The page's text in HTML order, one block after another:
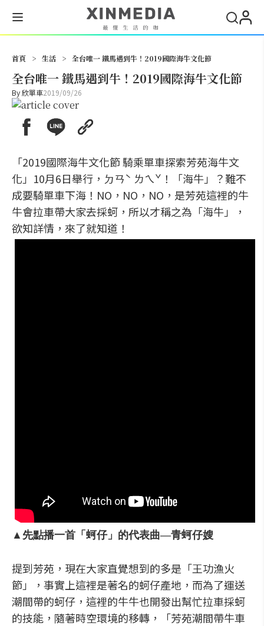
首頁 > 生活 > 全台唯一 鐵馬遇到牛！2019國際海牛文化節
全台唯一 鐵馬遇到牛！2019國際海牛文化節
By欣單車2019/09/26
「2019國際海牛文化節 騎乘單車探索芳苑海牛文
化」10月6日舉行，ㄉㄢˋ ㄌㄟˇ！「海牛」？難不
成要騎單車下海！NO，NO，NO，是芳苑這裡的牛
牛會拉車帶大家去採蚵，所以才稱之為「海牛」，
欲知詳情，來了就知道！
▲先點播一首「蚵仔」的代表曲—青蚵仔嫂
提到芳苑，現在大家直覺想到的多是「王功漁火
節」，事實上這裡是著名的蚵仔產地，而為了運送
潮間帶的蚵仔，這裡的牛牛也開發出幫忙拉車採蚵
的技能，隨著時空環境的移轉，「芳苑潮間帶牛車